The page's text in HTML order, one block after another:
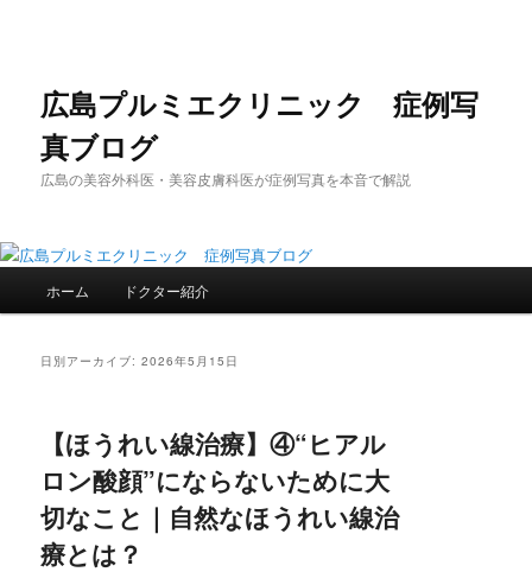
移
動
動
広島プルミエクリニック 症例写
真ブログ
広島の美容外科医・美容皮膚科医が症例写真を本音で解説
ホーム ドクター紹介
日別アーカイブ:2026年5月15日
【ほうれい線治療】④“ヒアル
ロン酸顔”にならないために大
切なこと｜自然なほうれい線治
療とは？